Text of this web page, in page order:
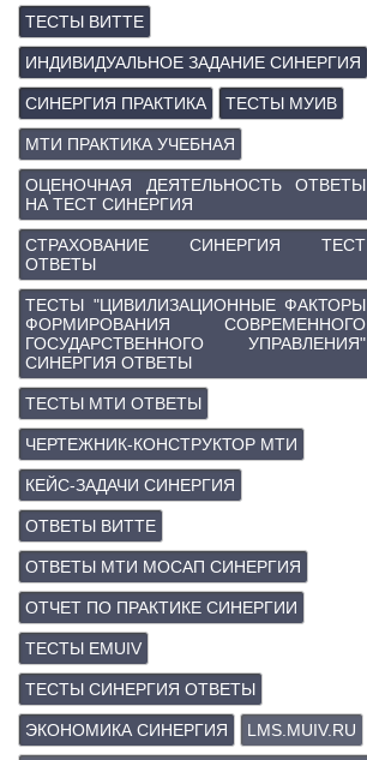
ТЕСТЫ ВИТТЕ
ИНДИВИДУАЛЬНОЕ ЗАДАНИЕ СИНЕРГИЯ
СИНЕРГИЯ ПРАКТИКА ТЕСТЫ МУИВ
МТИ ПРАКТИКА УЧЕБНАЯ
ОЦЕНОЧНАЯ ДЕЯТЕЛЬНОСТЬ ОТВЕТЫ
НА ТЕСТ СИНЕРГИЯ
СТРАХОВАНИЕ СИНЕРГИЯ ТЕСТ
ОТВЕТЫ
ТЕСТЫ "ЦИВИЛИЗАЦИОННЫЕ ФАКТОРЫ
ФОРМИРОВАНИЯ СОВРЕМЕННОГО
ГОСУДАРСТВЕННОГО УПРАВЛЕНИЯ"
СИНЕРГИЯ ОТВЕТЫ
ТЕСТЫ МТИ ОТВЕТЫ
ЧЕРТЕЖНИК-КОНСТРУКТОР МТИ
КЕЙС-ЗАДАЧИ СИНЕРГИЯ
ОТВЕТЫ ВИТТЕ
ОТВЕТЫ МТИ МОСАП СИНЕРГИЯ
ОТЧЕТ ПО ПРАКТИКЕ СИНЕРГИИ
ТЕСТЫ EMUIV
ТЕСТЫ СИНЕРГИЯ ОТВЕТЫ
ЭКОНОМИКА СИНЕРГИЯ LMS.MUIV.RU